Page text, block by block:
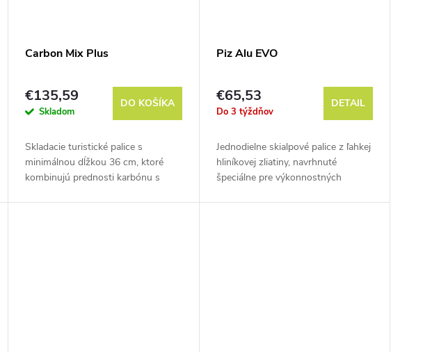
Carbon Mix Plus
€135,59
Skladom
DO KOŠÍKA
Skladacie turistické palice s
minimálnou dĺžkou 36 cm, ktoré
kombinujú prednosti karbónu s
Piz Alu EVO
€65,53
Do 3 týždňov
DETAIL
Jednodielne skialpové palice z ľahkej
hliníkovej zliatiny, navrhnuté
špeciálne pre výkonnostných